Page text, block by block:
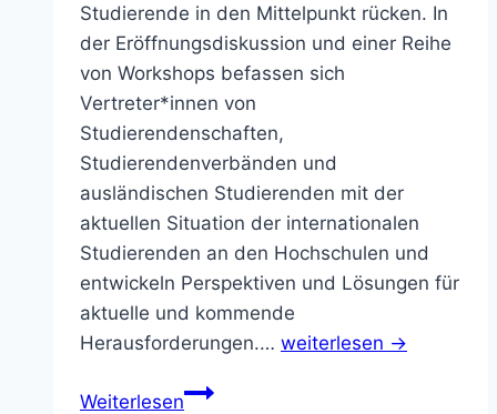
Studierende in den Mittelpunkt rücken. In
der Eröffnungsdiskussion und einer Reihe
von Workshops befassen sich
Vertreter*innen von
Studierendenschaften,
Studierendenverbänden und
ausländischen Studierenden mit der
aktuellen Situation der internationalen
Studierenden an den Hochschulen und
entwickeln Perspektiven und Lösungen für
aktuelle und kommende
Herausforderungen.… weiterlesen →
WeiterlesenInternationalisierung